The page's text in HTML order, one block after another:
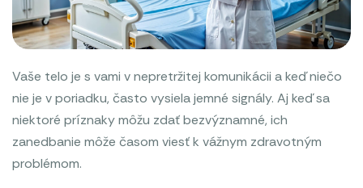
Vaše telo je s vami v nepretržitej komunikácii a keď niečo
nie je v poriadku, často vysiela jemné signály. Aj keď sa
niektoré príznaky môžu zdať bezvýznamné, ich
zanedbanie môže časom viesť k vážnym zdravotným
problémom.